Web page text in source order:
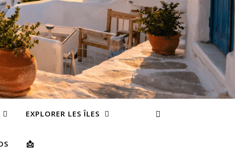
EXPLORER LES ÎLES
📩